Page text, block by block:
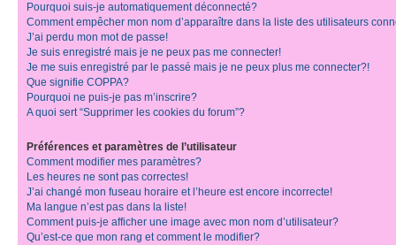
Pourquoi suis-je automatiquement déconnecté?
Comment empêcher mon nom d’apparaître dans la liste des utilisateurs
J’ai perdu mon mot de passe!
Je suis enregistré mais je ne peux pas me connecter!
Je me suis enregistré par le passé mais je ne peux plus me connecter?!
Que signifie COPPA?
Pourquoi ne puis-je pas m’inscrire?
A quoi sert “Supprimer les cookies du forum”?
Préférences et paramètres de l’utilisateur
Comment modifier mes paramètres?
Les heures ne sont pas correctes!
J’ai changé mon fuseau horaire et l’heure est encore incorrecte!
Ma langue n’est pas dans la liste!
Comment puis-je afficher une image avec mon nom d’utilisateur?
Qu’est-ce que mon rang et comment le modifier?